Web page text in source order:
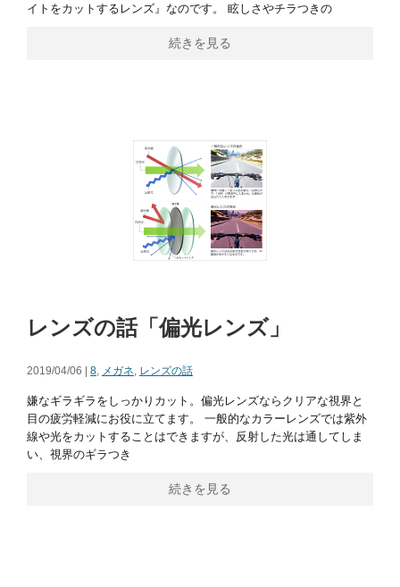
イトをカットするレンズ』なのです。 眩しさやチラつきの
続きを見る
レンズの話「偏光レンズ」
2019/04/06 | 8 メガネ レンズの話
嫌なギラギラをしっかりカット。偏光レンズならクリアな視界と
目の疲労軽減にお役に立てます。 一般的なカラーレンズでは紫外
線や光をカットすることはできますが、反射した光は通してしま
い、視界のギラつき
続きを見る